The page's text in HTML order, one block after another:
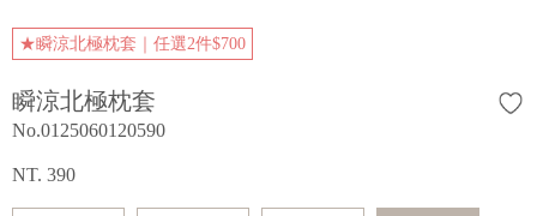
★瞬涼北極枕套｜任選2件$700
瞬涼北極枕套
No.0125060120590
NT. 390